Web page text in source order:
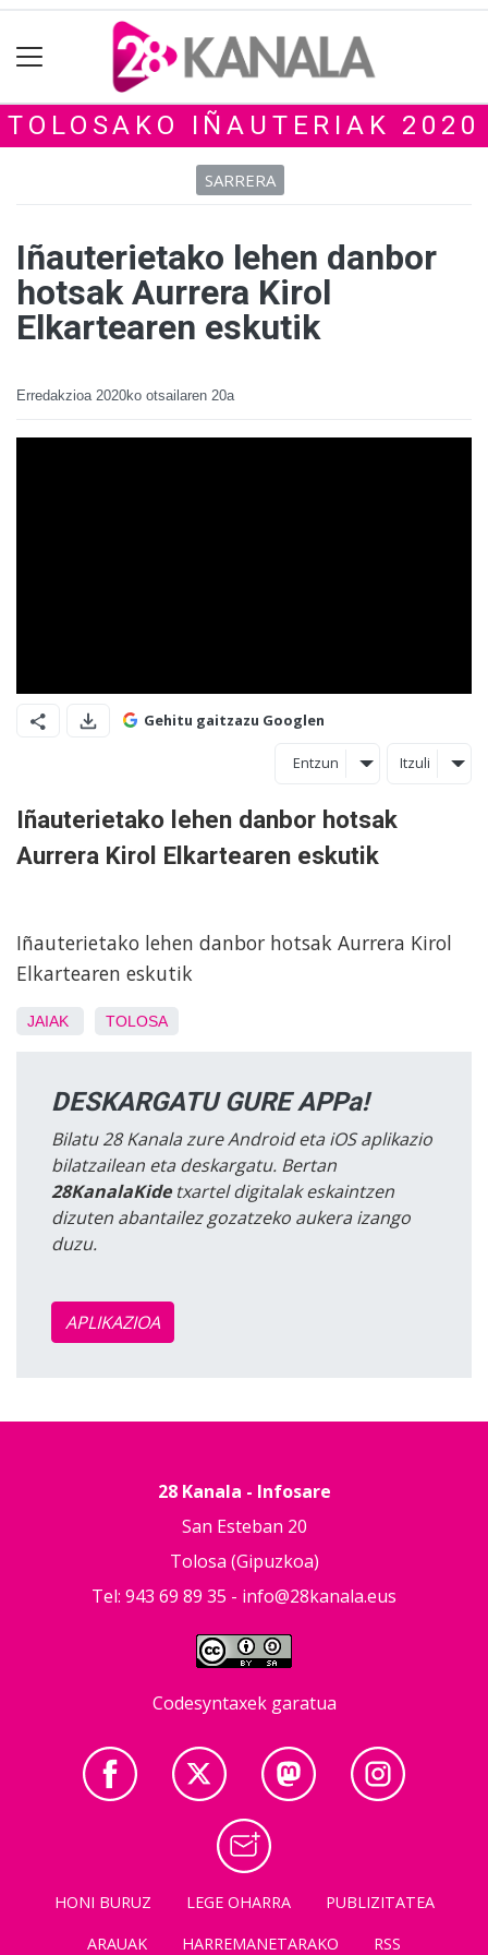
TOLOSAKO IÑAUTERIAK 2020
SARRERA
Iñauterietako lehen danbor
hotsak Aurrera Kirol
Elkartearen eskutik
Erredakzioa 2020ko otsailaren 20a
Gehitu gaitzazu Googlen
Entzun Itzuli
Iñauterietako lehen danbor hotsak
Aurrera Kirol Elkartearen eskutik
Iñauterietako lehen danbor hotsak Aurrera Kirol
Elkartearen eskutik
JAIAK TOLOSA
DESKARGATU GURE APPa!
Bilatu 28 Kanala zure Android eta iOS aplikazio
bilatzailean eta deskargatu. Bertan
28KanalaKidetxartel digitalak eskaintzen
dizuten abantailez gozatzeko aukera izango
duzu.
APLIKAZIOA
28 Kanala - Infosare
San Esteban 20
Tolosa (Gipuzkoa)
Tel: 943 69 89 35 - info@28kanala.eus
Codesyntaxek garatua
HONI BURUZ LEGE OHARRA
PUBLIZITATEA
ARAUAK
HARREMANETARAKO RSS